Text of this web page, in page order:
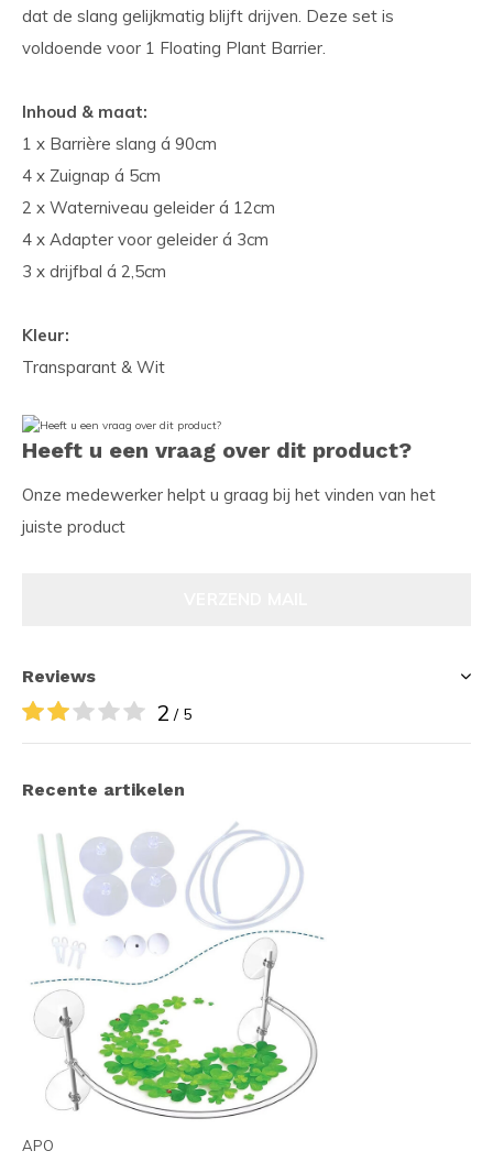
dat de slang gelijkmatig blijft drijven. Deze set is
voldoende voor 1 Floating Plant Barrier.
Inhoud & maat:
1 x Barrière slang á 90cm
4 x Zuignap á 5cm
2 x Waterniveau geleider á 12cm
4 x Adapter voor geleider á 3cm
3 x drijfbal á 2,5cm
Kleur:
Transparant & Wit
Heeft u een vraag over dit product?
Onze medewerker helpt u graag bij het vinden van het
juiste product
Reviews
2 / 5
Recente artikelen
APO